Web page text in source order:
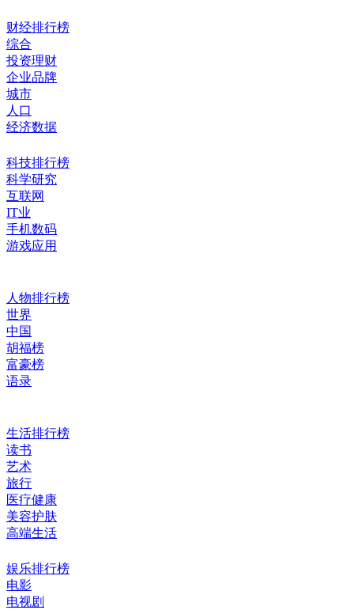
财经排行榜
综合
投资理财
企业品牌
城市
人口
经济数据
科技排行榜
科学研究
互联网
IT业
手机数码
游戏应用
人物排行榜
世界
中国
胡福榜
富豪榜
语录
生活排行榜
读书
艺术
旅行
医疗健康
美容护肤
高端生活
娱乐排行榜
电影
电视剧